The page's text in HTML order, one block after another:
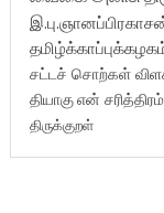
சட்டச் சொற்கள்
தியாகுஎன் சரித்திரம்
திருக்குறள்